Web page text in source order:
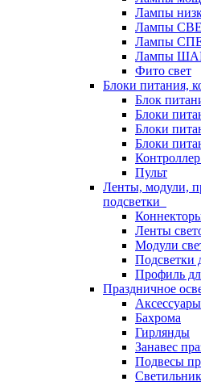
Лампы
Лампы
Лампы
Лампы
Фито свет
Блоки питания,
Блок
Блоки
Блоки
Блоки
Пульт
Ленты, модули,
подсветки
Ленты
Модули
Подсветки
Профиль
Праздничное
Бахрома
Гирлянды
Занавес
Подвесы